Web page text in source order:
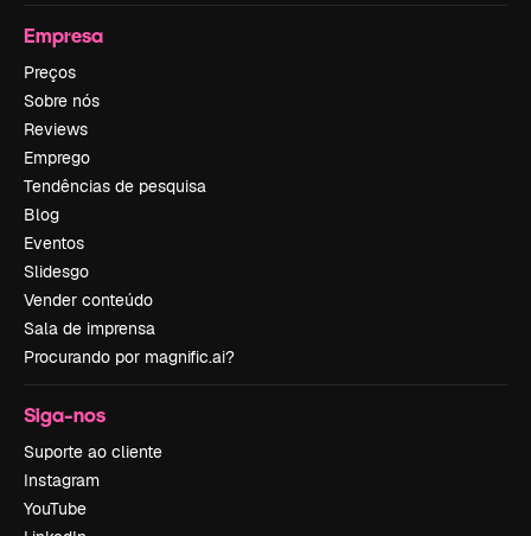
Empresa
Preços
Sobre nós
Reviews
Emprego
Tendências de pesquisa
Blog
Eventos
Slidesgo
Vender conteúdo
Sala de imprensa
Procurando por magnific.ai?
Siga-nos
Suporte ao cliente
Instagram
YouTube